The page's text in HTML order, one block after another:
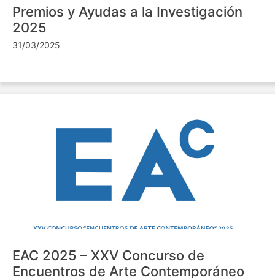
Premios y Ayudas a la Investigación
2025
31/03/2025
EAC 2025 – XXV Concurso de
Encuentros de Arte Contemporáneo